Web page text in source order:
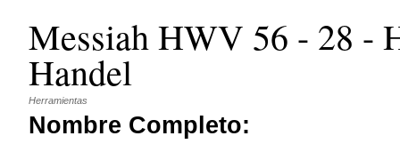
Messiah HWV 56 - 28 -
Handel
Herramientas
Nombre Completo: